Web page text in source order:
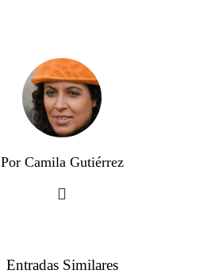
Por Camila Gutiérrez
Entradas Similares